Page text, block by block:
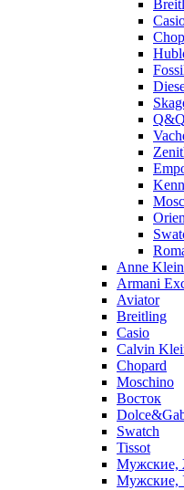
Q&Q
Anne Klein
Armani
Aviator
Breitling
Casio
Calvin
Chopard
Moschino
Восток
Swatch
Tissot
Мужские,
Мужские,